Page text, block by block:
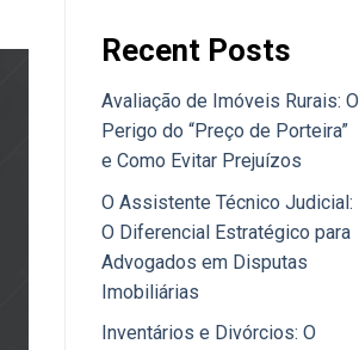
Recent Posts
Avaliação de Imóveis Rurais: O
Perigo do “Preço de Porteira”
e Como Evitar Prejuízos
O Assistente Técnico Judicial:
O Diferencial Estratégico para
Advogados em Disputas
Imobiliárias
Inventários e Divórcios: O